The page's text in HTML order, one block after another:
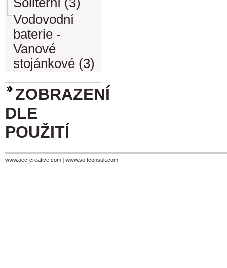
Vodovodní
baterie -
Vanové
stojánkové (3)
ZOBRAZENÍ
DLE
POUŽITÍ
www.aec-creative.com | www.softconsult.com